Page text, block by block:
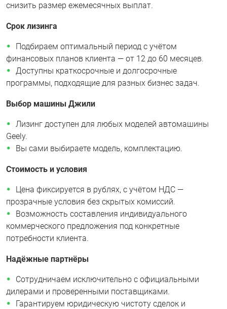
снизить размер ежемесячных выплат.
Срок лизинга
Подбираем оптимальный период с учётом
финансовых планов клиента — от 12 до 60 месяцев.
Доступны краткосрочные и долгосрочные
программы, подходящие для разных бизнес задач.
Выбор машины Джили
Лизинг доступен для любых моделей автомашины
Geely.
Вы сами выбираете модель, комплектацию.
Стоимость и условия
Цена фиксируется в рублях, с учётом НДС —
прозрачные условия без скрытых комиссий.
Возможность составления индивидуального
коммерческого предложения под конкретные
потребности клиента.
Надёжные партнёры
Сотрудничаем исключительно с официальными
дилерами и проверенными поставщиками.
Гарантируем юридическую чистоту сделок и